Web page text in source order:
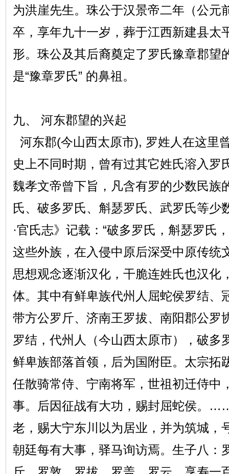
为洪崖先生。珠公于汉景帝二年（公元
卒，享年九十一岁，葬于江西新建县太
形。珠公及其后裔奠定了罗氏豫章郡望
是“豫章罗氏” 的鼻祖。
九、 河东郡望的兴起
河东郡(今山西太原市), 罗姓人在这里
史上不同时期，曾有过其它姓氏溶入罗
魏孝文帝曾下旨，凡含有罗的少数民族
氏、破多罗氏、斛瑟罗氏、武罗氏等少
·官氏志》记载：“破多罗氏，斛瑟罗氏
这些外族，在入侵中原后深受中原传统
思想观念逐渐汉化，干脆连姓氏也汉化
体。其中有鲜卑族代州人屈蛇侯罗结、
带方公罗斤、济南王罗拔、南阳郡公罗
罗结，代州人（今山西太原市），破多
鲜卑族部落首领，后为国附臣。太宗拓
任散骑常侍、宁南将军，世祖初迁侍中
事。后因征战有大功，赐封屈蛇侯。
老，赐大宁东川以为居业，并为筑城，
朝廷每有大事，驿马询访焉。生子八：